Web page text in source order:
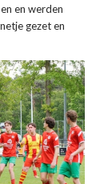
en werden
gezet en